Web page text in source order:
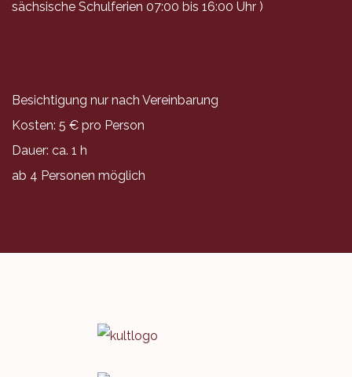
sächsische Schulferien 07:00 bis 16:00 Uhr )
Besichtigung nur nach Vereinbarung
Kosten: 5 € pro Person
Dauer: ca. 1 h
ab 4 Personen möglich